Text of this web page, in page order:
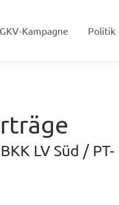
GKV-Kampagne Politik
LV Süd / PT-